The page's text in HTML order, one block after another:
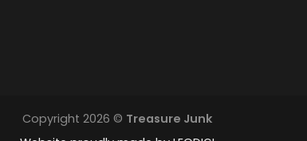
Copyright 2026 © Treasure Junk